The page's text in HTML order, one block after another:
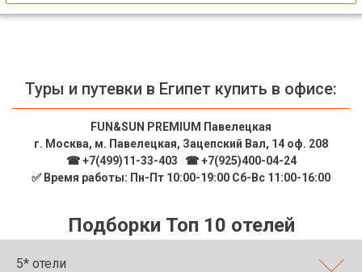
Туры и путевки в Египет купить в офисе:
FUN&SUN PREMIUM Павелецкая
г. Москва, м. Павелецкая, Зацепский Вал, 14 оф. 208
☎ +7(499)11-33-403
☎ +7(925)400-04-24
✅ Время работы: Пн-Пт 10:00-19:00 Сб-Вс 11:00-16:00
Подборки Топ 10 отелей
5* отели
Сетевые отели Турции
Сетевые отели Шри Ланки